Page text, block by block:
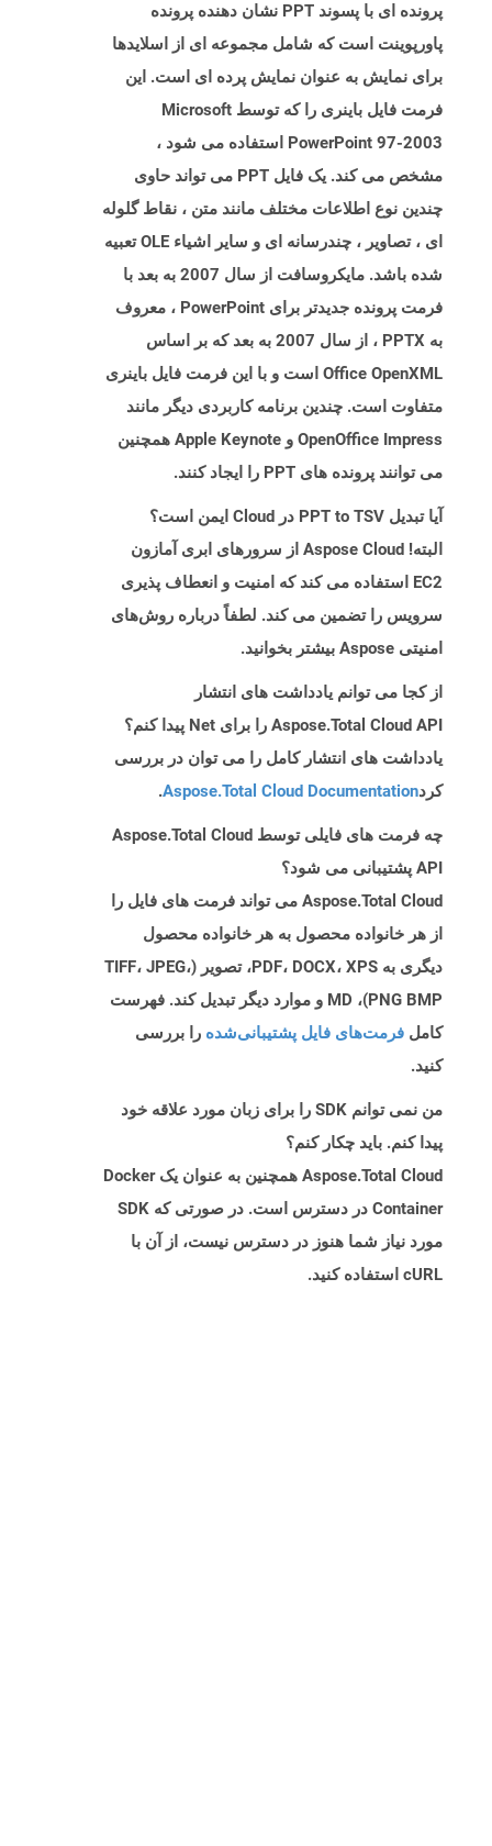
پرونده ای با پسوند PPT نشان دهنده پرونده
پاورپوینت است که شامل مجموعه ای از اسلایدها
برای نمایش به عنوان نمایش پرده ای است. این
فرمت فایل باینری را که توسط Microsoft
PowerPoint 97-2003 استفاده می شود ،
مشخص می کند. یک فایل PPT می تواند حاوی
چندین نوع اطلاعات مختلف مانند متن ، نقاط گلوله
ای ، تصاویر ، چندرسانه ای و سایر اشیاء OLE تعبیه
شده باشد. مایکروسافت از سال 2007 به بعد با
فرمت پرونده جدیدتر برای PowerPoint ، معروف
به PPTX ، از سال 2007 به بعد که بر اساس
Office OpenXML است و با این فرمت فایل باینری
متفاوت است. چندین برنامه کاربردی دیگر مانند
OpenOffice Impress و Apple Keynote همچنین
می توانند پرونده های PPT را ایجاد کنند.
آیا تبدیل PPT to TSV در Cloud ایمن است؟
البته! Aspose Cloud از سرورهای ابری آمازون
EC2 استفاده می کند که امنیت و انعطاف پذیری
سرویس را تضمین می کند. لطفاً درباره روش‌های
امنیتی Aspose بیشتر بخوانید.
از کجا می توانم یادداشت های انتشار
Aspose.Total Cloud API را برای Net پیدا کنم؟
یادداشت های انتشار کامل را می توان در بررسی
کردAspose.Total Cloud Documentation
.
چه فرمت های فایلی توسط Aspose.Total Cloud
API پشتیبانی می شود؟
Aspose.Total Cloud می تواند فرمت های فایل را
از هر خانواده محصول به هر خانواده محصول
دیگری به PDF، DOCX، XPS، تصویر (TIFF، JPEG،
PNG BMP)، MD و موارد دیگر تبدیل کند. فهرست
کامل فرمت‌های فایل پشتیبانی‌شده را بررسی
کنید.
من نمی توانم SDK را برای زبان مورد علاقه خود
پیدا کنم. باید چکار کنم؟
Aspose.Total Cloud همچنین به عنوان یک Docker
Container در دسترس است. در صورتی که SDK
مورد نیاز شما هنوز در دسترس نیست، از آن با
cURL استفاده کنید.